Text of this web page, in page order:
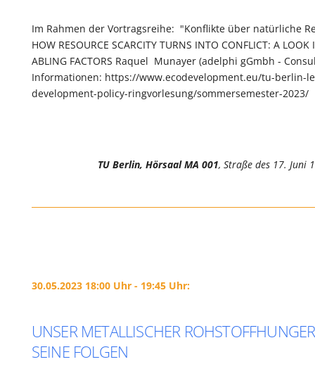
Im Rahmen der Vortragsreihe: "Konflikte über natürliche
HOW RESOURCE SCARCITY TURNS INTO CONFLICT: A LOOK
ABLING FACTORS Raquel Munayer (adelphi gGmbh -
Informationen: https://www.ecodevelopment.eu/tu-berlin-
development-policy-ringvorlesung/sommersemester-2023/
TU Berlin, Hörsaal MA 001, Straße des 17. Juni
30.05.2023 18:00 Uhr - 19:45 Uhr:
UNSER METALLISCHER
SEINE FOLGEN